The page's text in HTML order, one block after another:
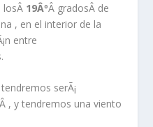
losÂ 19ÂºÂ gradosÂ de
, en el interior de la
entre
serÃ¡
Â , y tendremos una viento